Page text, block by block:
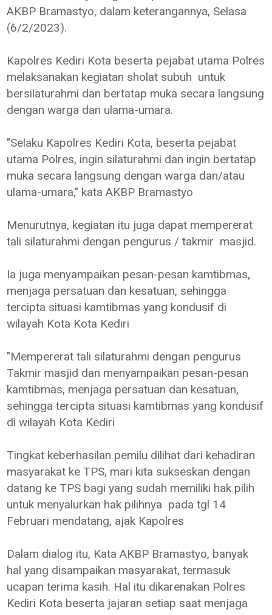
AKBP Bramastyo, dalam keterangannya, Selasa
(6/2/2023).
Kapolres Kediri Kota beserta pejabat utama Polres
melaksanakan kegiatan sholat subuh untuk
bersilaturahmi dan bertatap muka secara langsung
dengan warga dan ulama-umara.
"Selaku Kapolres Kediri Kota, beserta pejabat
utama Polres, ingin silaturahmi dan ingin bertatap
muka secara langsung dengan warga dan/atau
ulama-umara," kata AKBP Bramastyo
Menurutnya, kegiatan itu juga dapat mempererat
tali silaturahmi dengan pengurus / takmir masjid.
Ia juga menyampaikan pesan-pesan kamtibmas,
menjaga persatuan dan kesatuan, sehingga
tercipta situasi kamtibmas yang kondusif di
wilayah Kota Kota Kediri
"Mempererat tali silaturahmi dengan pengurus
Takmir masjid dan menyampaikan pesan-pesan
kamtibmas, menjaga persatuan dan kesatuan,
sehingga tercipta situasi kamtibmas yang kondusif
di wilayah Kota Kediri
Tingkat keberhasilan pemilu dilihat dari kehadiran
masyarakat ke TPS, mari kita sukseskan dengan
datang ke TPS bagi yang sudah memiliki hak pilih
untuk menyalurkan hak pilihnya pada tgl 14
Februari mendatang, ajak Kapolres
Dalam dialog itu, Kata AKBP Bramastyo, banyak
hal yang disampaikan masyarakat, termasuk
ucapan terima kasih. Hal itu dikarenakan Polres
Kediri Kota beserta jajaran setiap saat menjaga